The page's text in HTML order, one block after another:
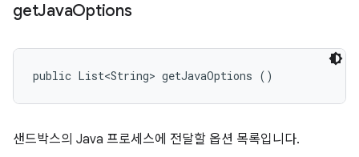
getJavaOptions
public List<String> getJavaOptions ()
샌드박스의 Java 프로세스에 전달할 옵션 목록입니다.